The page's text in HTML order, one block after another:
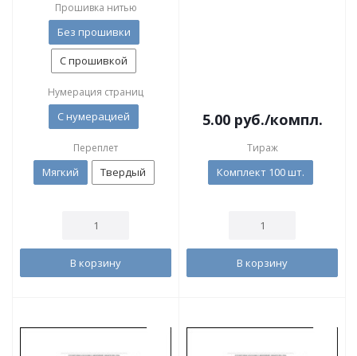
Прошивка нитью
Без прошивки
С прошивкой
Нумерация страниц
С нумерацией
Переплет
Мягкий Твердый
В корзину
5.00руб./компл.
Тираж
Комплект 100 шт.
В корзину